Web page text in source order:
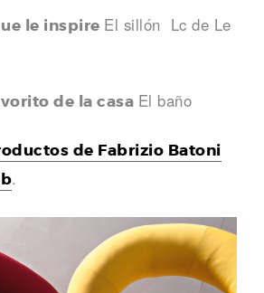
le inspire El sillón Lc de Le
de la casa El baño
de Fabrizio Batoni
.